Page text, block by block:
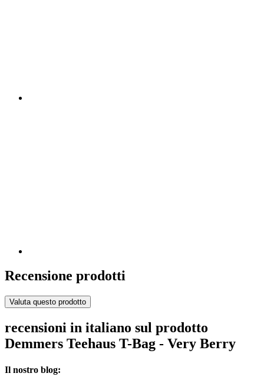
Recensione prodotti
Valuta questo prodotto
recensioni in italiano sul prodotto
Demmers Teehaus T-Bag - Very Berry
Il nostro blog: